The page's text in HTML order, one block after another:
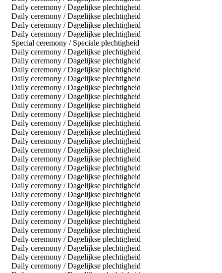
Daily ceremony / Dagelijkse plechtigheid
Daily ceremony / Dagelijkse plechtigheid
Daily ceremony / Dagelijkse plechtigheid
Daily ceremony / Dagelijkse plechtigheid
Special ceremony / Speciale plechtigheid
Daily ceremony / Dagelijkse plechtigheid
Daily ceremony / Dagelijkse plechtigheid
Daily ceremony / Dagelijkse plechtigheid
Daily ceremony / Dagelijkse plechtigheid
Daily ceremony / Dagelijkse plechtigheid
Daily ceremony / Dagelijkse plechtigheid
Daily ceremony / Dagelijkse plechtigheid
Daily ceremony / Dagelijkse plechtigheid
Daily ceremony / Dagelijkse plechtigheid
Daily ceremony / Dagelijkse plechtigheid
Daily ceremony / Dagelijkse plechtigheid
Daily ceremony / Dagelijkse plechtigheid
Daily ceremony / Dagelijkse plechtigheid
Daily ceremony / Dagelijkse plechtigheid
Daily ceremony / Dagelijkse plechtigheid
Daily ceremony / Dagelijkse plechtigheid
Daily ceremony / Dagelijkse plechtigheid
Daily ceremony / Dagelijkse plechtigheid
Daily ceremony / Dagelijkse plechtigheid
Daily ceremony / Dagelijkse plechtigheid
Daily ceremony / Dagelijkse plechtigheid
Daily ceremony / Dagelijkse plechtigheid
Daily ceremony / Dagelijkse plechtigheid
Daily ceremony / Dagelijkse plechtigheid
Daily ceremony / Dagelijkse plechtigheid